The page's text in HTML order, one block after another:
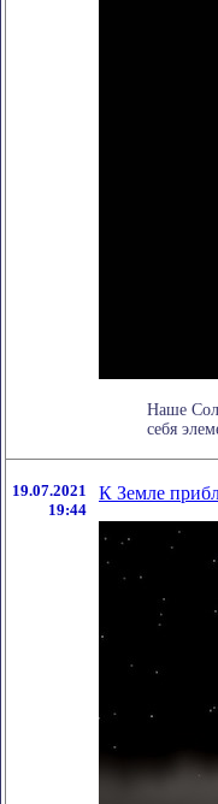
Наше
себя
19.07.2021
19:44
К Земле